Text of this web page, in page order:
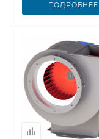
ПОДРОБНЕЕ